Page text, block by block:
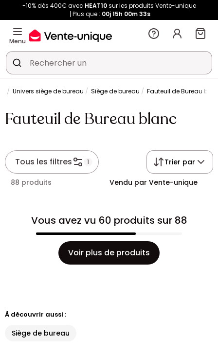
-10% dès 400€ avec HEAT10sur les produits Vente-unique
Plus que : 00j15h 00m32s
Menu
Univers siège de bureau Siège de bureau Fauteuil de Bureau
Fauteuil de Bureau blanc
Tous les filtres 1 Trier par
88 produits Vendu par Vente-unique
Vous avez vu 60 produits sur 88
Voir plus de produits
À découvrir aussi :
Siège de bureau